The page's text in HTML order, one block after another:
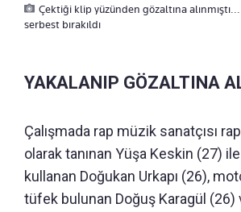
Çektiği klip yüzünden gözaltına
serbest bırakıldı
YAKALANIP GÖZALTINA
Çalışmada rap müzik sanatçısı
olarak tanınan Yüşa Keskin (27)
kullanan Doğukan Urkapı (26),
tüfek bulunan Doğuş Karagül (26)